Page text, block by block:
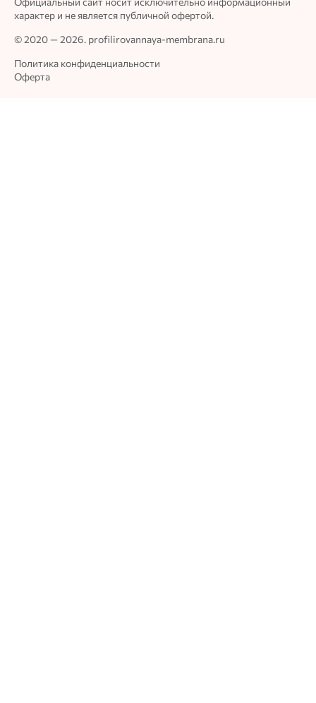
характер и не является публичной офертой.
© 2020 — 2026. profilirovannaya-membrana.ru
Политика конфиденциальности
Оферта